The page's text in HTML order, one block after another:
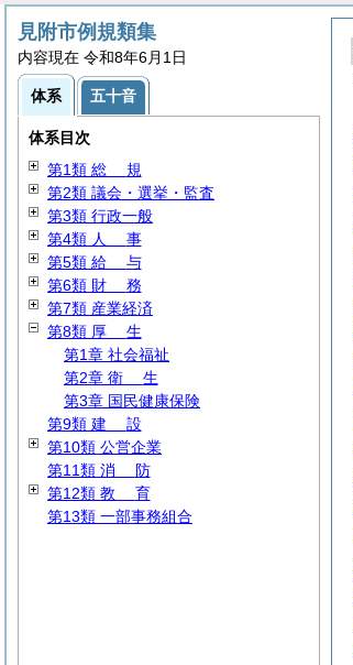
見附市例規類集
内容現在 令和8年6月1日
体系 五十音
体系目次
第1類 総 規
第2類 議会・選挙・監査
第3類 行政一般
第4類 人 事
第5類 給 与
第6類 財 務
第7類 産業経済
第8類 厚 生
第1章 社会福祉
第2章 衛 生
第3章 国民健康保険
第9類 建 設
第10類 公営企業
第11類 消 防
第12類 教 育
第13類 一部事務組合